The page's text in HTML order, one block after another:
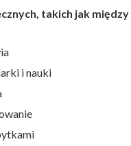
takich jak między
i nauki